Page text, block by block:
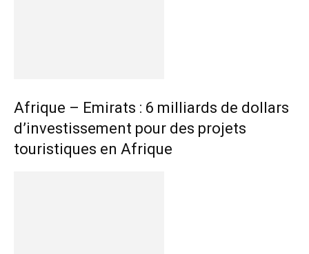
Afrique – Emirats : 6 milliards de dollars
d’investissement pour des projets
touristiques en Afrique